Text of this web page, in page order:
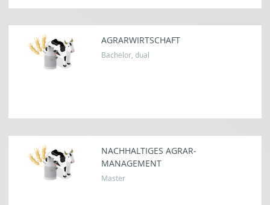
AGRARWIRTSCHAFT
Bachelor, dual
NACHHALTIGES AGRAR­
MANAGEMENT
Master